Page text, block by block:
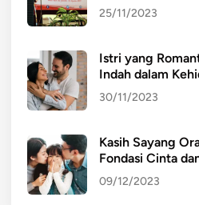
25/11/2023
Istri yang
Indah dalam
30/11/2023
Kasih Sayang
Fondasi Cinta
09/12/2023